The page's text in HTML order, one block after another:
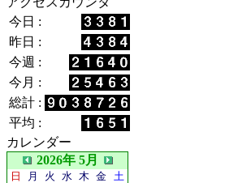
今日 :
昨日 :
今週 :
今月 :
総計 :
平均 :
カレンダー
2026年 5月
日 月 火 水 木 金 土